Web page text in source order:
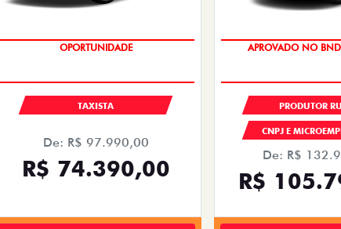
OPORTUNIDADE
TAXISTA
De: R$ 97.990,00
R$ 74.390,00
APROVADO NO
PRODUTOR
CNPJ E
De: R$
R$